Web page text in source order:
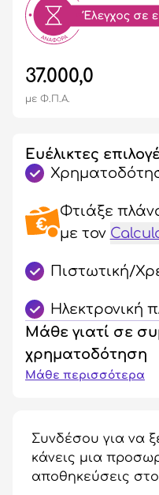
37.000,0
με Φ.Π.Α.
Ευέλικτες
Φτιάξε
με τον
Πιστωτική/
Ηλεκτρονική
Μάθε γιατί σε
χρηματοδότηση
Μάθε περισσότερα
Συνδέσου για να
κάνεις μια
αποθηκεύσεις